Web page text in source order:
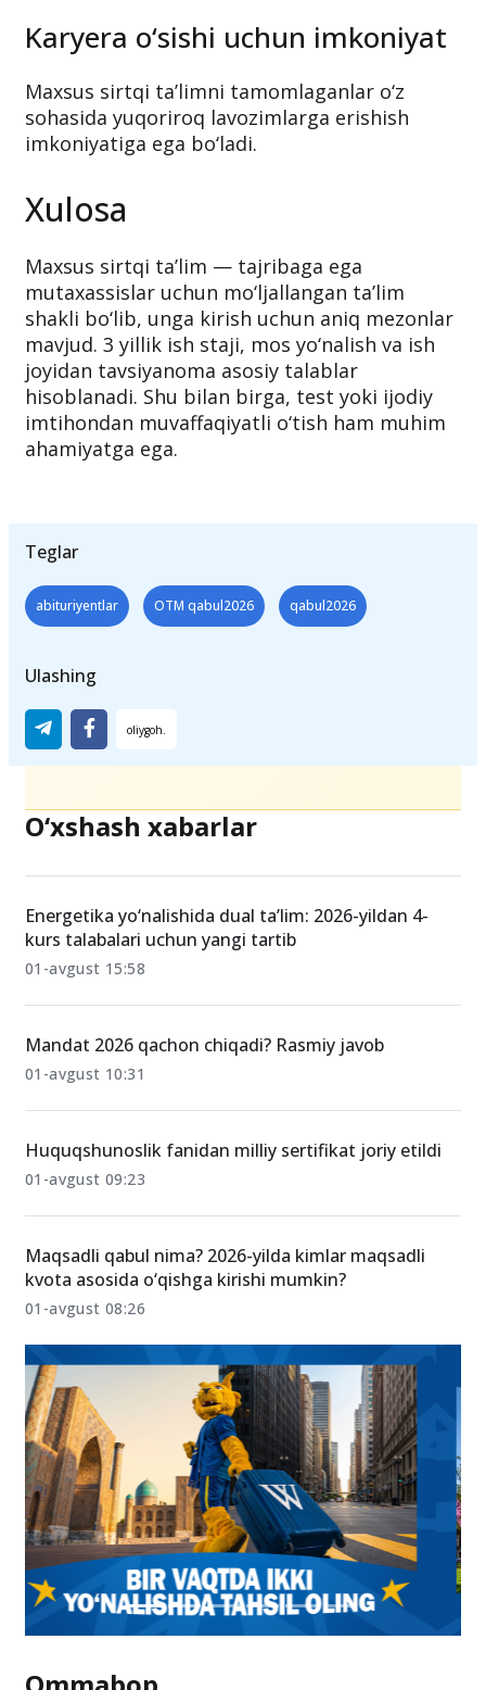
Karyera o‘sishi uchun imkoniyat
Maxsus sirtqi ta’limni tamomlaganlar o‘z
sohasida yuqoriroq lavozimlarga erishish
imkoniyatiga ega bo‘ladi.
Xulosa
Maxsus sirtqi ta’lim — tajribaga ega
mutaxassislar uchun mo‘ljallangan ta’lim
shakli bo‘lib, unga kirish uchun aniq mezonlar
mavjud. 3 yillik ish staji, mos yo‘nalish va ish
joyidan tavsiyanoma asosiy talablar
hisoblanadi. Shu bilan birga, test yoki ijodiy
imtihondan muvaffaqiyatli o‘tish ham muhim
ahamiyatga ega.
Teglar
abituriyentlar OTM qabul2026 qabul2026
Ulashing
O‘xshash xabarlar
Energetika yo‘nalishida dual ta’lim: 2026-yildan 4-
kurs talabalari uchun yangi tartib
01-avgust 15:58
Mandat 2026 qachon chiqadi? Rasmiy javob
01-avgust 10:31
Huquqshunoslik fanidan milliy sertifikat joriy etildi
01-avgust 09:23
Maqsadli qabul nima? 2026-yilda kimlar maqsadli
kvota asosida o‘qishga kirishi mumkin?
01-avgust 08:26